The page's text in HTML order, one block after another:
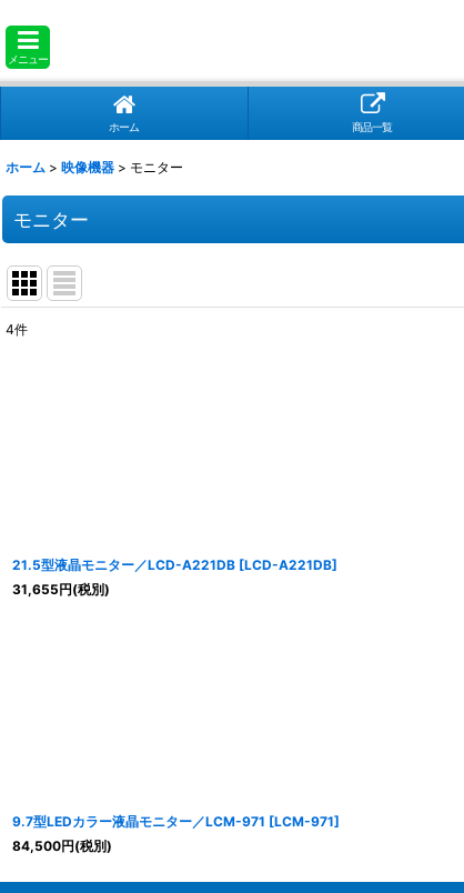
メニュー
ホーム 商品一覧
ホーム > 映像機器 > モニター
モニター
4件
21.5型液晶モニター／LCD-A221DB [LCD-A221DB]
31,655円(税別)
9.7型LEDカラー液晶モニター／LCM-971 [LCM-971]
84,500円(税別)